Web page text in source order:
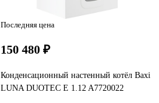
Последняя цена
150 480 ₽
Конденсационный настенный котёл Baxi
LUNA DUOTEC E 1.12 A7720022